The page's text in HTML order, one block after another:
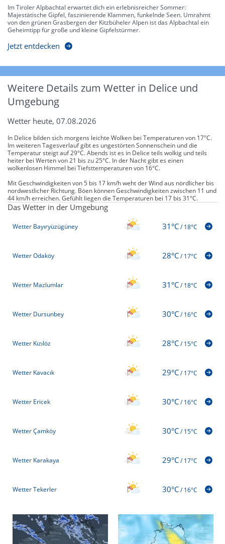
Im Tiroler Alpbachtal erwartet dich ein erlebnisreicher Sommer:
Majestätische Gipfel, faszinierende Klammen, funkelnde Seen. Umrahmt
von den grünen Grasbergen der Kitzbüheler Alpen ist das Alpbachtal ein
Geheimtipp für große und kleine Gipfelstürmer.
Jetzt entdecken
Weitere Details zum Wetter in Delice und
Umgebung
Wetter heute, 07.08.2026
In Delice bilden sich morgens leichte Wolken bei Temperaturen von 17°C.
Im weiteren Tagesverlauf gibt es ungestörten Sonnenschein und die
Temperatur steigt auf 29°C. Abends ist es in Delice teils wolkig und teils
heiter bei Werten von 21 bis zu 25°C. In der Nacht gibt es einen
wolkenlosen Himmel bei Tiefsttemperaturen von 16°C.
Mit Geschwindigkeiten von 5 bis 17 km/h weht der Wind aus nördlicher bis
nordwestlicher Richtung. Böen können Geschwindigkeiten zwischen 11 und
44 km/h erreichen. Gefühlt liegen die Temperaturen bei 17 bis 31°C.
Das Wetter in der Umgebung
Wetter Bayıryüzügüney 31°C/18°C
Wetter Odaköy 28°C/17°C
Wetter Mazlumlar 31°C/18°C
Wetter Dursunbey 30°C/16°C
Wetter Kızılöz 28°C/15°C
Wetter Kavacık 29°C/17°C
Wetter Ericek 30°C/16°C
Wetter Çamköy 30°C/15°C
Wetter Karakaya 29°C/17°C
Wetter Tekerler 30°C/16°C